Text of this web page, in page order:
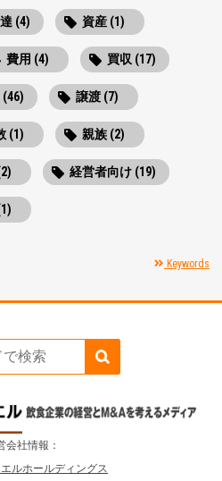
(4) 資産 (1)
費用 (4) 買収 (17)
譲渡 (7)
(1) 親族 (2)
経営者向け (19)
Keywords
会社情報：
ルホールディングス